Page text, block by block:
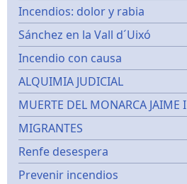
Incendios: dolor y rabia
Sánchez en la Vall d´Uixó
Incendio con causa
ALQUIMIA JUDICIAL
MUERTE DEL MONARCA JAIME I
MIGRANTES
Renfe desespera
Prevenir incendios